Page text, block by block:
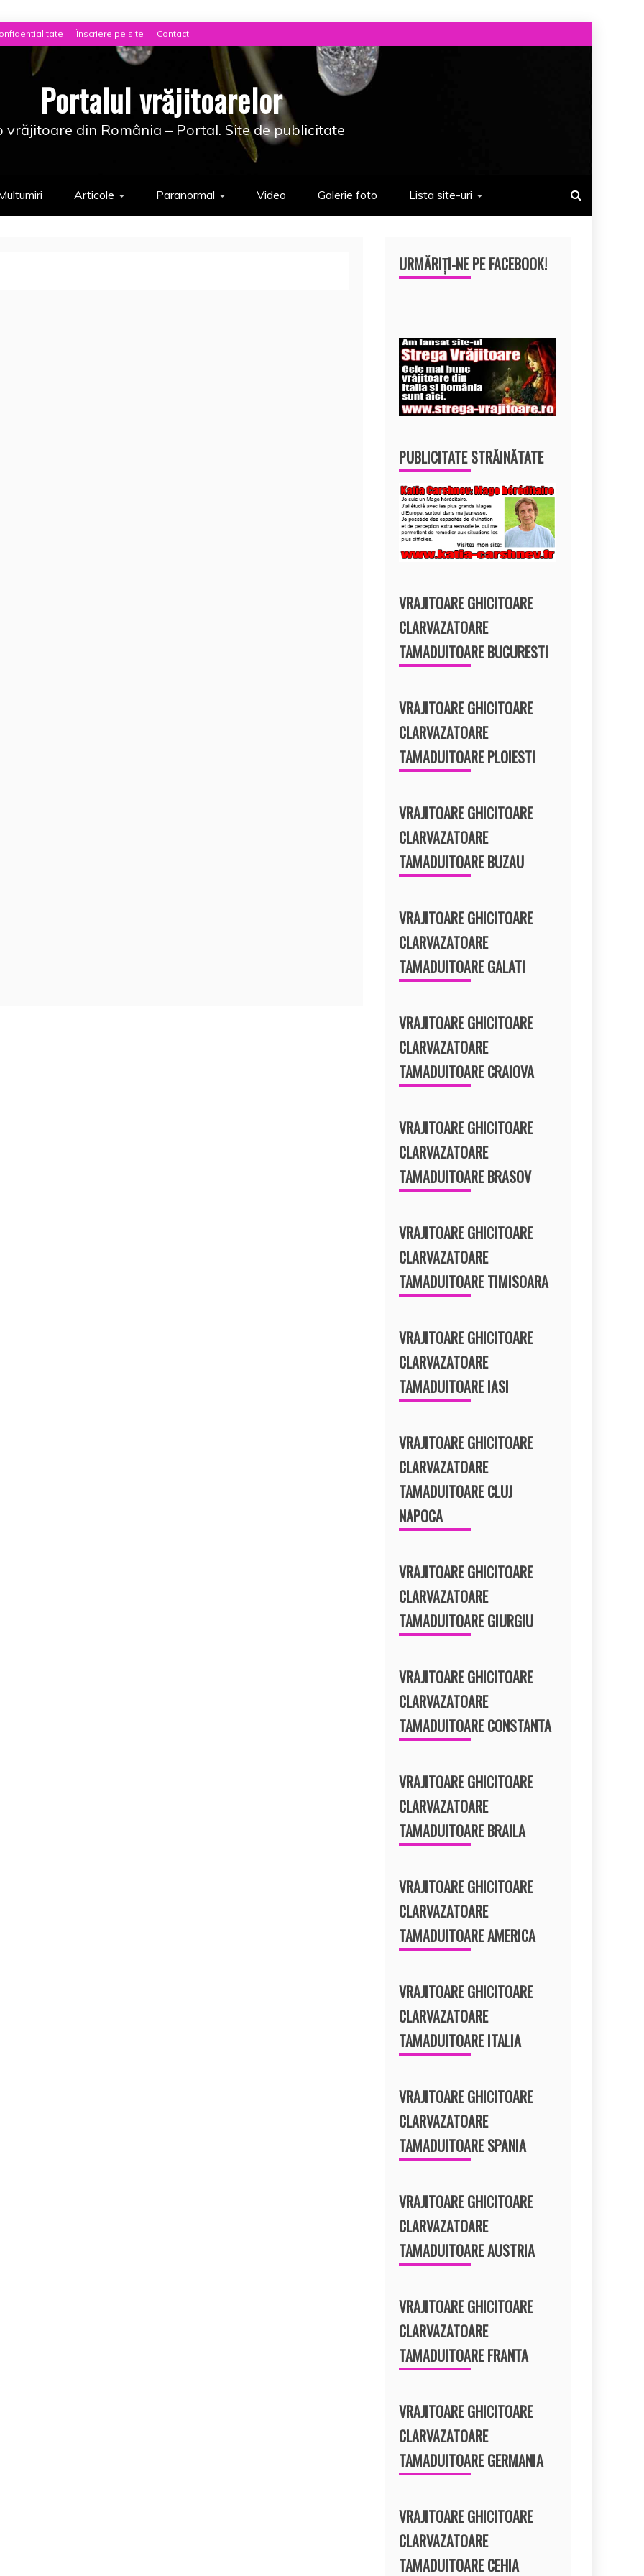
Înscriere pe site Contact
Portalul vrăjitoarelor
vrăjitoare din România – Portal. Site de publicitate
Articole Paranormal Video Galerie foto Lista site-uri
URMĂRIȚI-NE PE FACEBOOK!
PUBLICITATE STRĂINĂTATE
VRAJITOARE GHICITOARE
CLARVAZATOARE
TAMADUITOARE BUCURESTI
VRAJITOARE GHICITOARE
CLARVAZATOARE
TAMADUITOARE PLOIESTI
VRAJITOARE GHICITOARE
CLARVAZATOARE
TAMADUITOARE BUZAU
VRAJITOARE GHICITOARE
CLARVAZATOARE
TAMADUITOARE GALATI
VRAJITOARE GHICITOARE
CLARVAZATOARE
TAMADUITOARE CRAIOVA
VRAJITOARE GHICITOARE
CLARVAZATOARE
TAMADUITOARE BRASOV
VRAJITOARE GHICITOARE
CLARVAZATOARE
TAMADUITOARE TIMISOARA
VRAJITOARE GHICITOARE
CLARVAZATOARE
TAMADUITOARE IASI
VRAJITOARE GHICITOARE
CLARVAZATOARE
TAMADUITOARE CLUJ
NAPOCA
VRAJITOARE GHICITOARE
CLARVAZATOARE
TAMADUITOARE GIURGIU
VRAJITOARE GHICITOARE
CLARVAZATOARE
TAMADUITOARE CONSTANTA
VRAJITOARE GHICITOARE
CLARVAZATOARE
TAMADUITOARE BRAILA
VRAJITOARE GHICITOARE
CLARVAZATOARE
TAMADUITOARE AMERICA
VRAJITOARE GHICITOARE
CLARVAZATOARE
TAMADUITOARE ITALIA
VRAJITOARE GHICITOARE
CLARVAZATOARE
TAMADUITOARE SPANIA
VRAJITOARE GHICITOARE
CLARVAZATOARE
TAMADUITOARE AUSTRIA
VRAJITOARE GHICITOARE
CLARVAZATOARE
TAMADUITOARE FRANTA
VRAJITOARE GHICITOARE
CLARVAZATOARE
TAMADUITOARE GERMANIA
VRAJITOARE GHICITOARE
CLARVAZATOARE
TAMADUITOARE CEHIA